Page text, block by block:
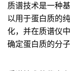
质谱技术是一种
以用于蛋白质的
化，并在质谱仪
确定蛋白质的分